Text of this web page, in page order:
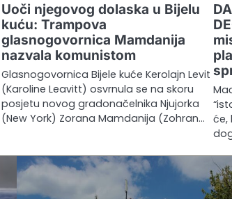
Uoči njegovog dolaska u Bijelu
kuću: Trampova
glasnogovornica Mamdanija
nazvala komunistom
Glasnogovornica Bijele kuće Kerolajn Levit
(Karoline Leavitt) osvrnula se na skoru
posjetu novog gradonačelnika Njujorka
(New York) Zorana Mamdanija (Zohran…
će,